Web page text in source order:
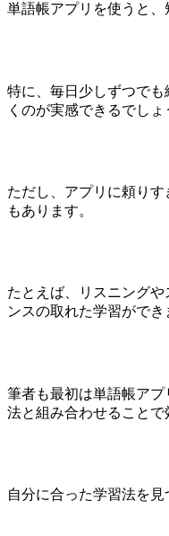
単語帳アプリを使うと、
特に、毎日少しずつで
くのが実感できるでしょ
ただし、アプリに頼り
もあります。
たとえば、リスニング
ンスの取れた学習ができ
筆者も最初は単語帳ア
法と組み合わせることで
自分に合った学習法を見